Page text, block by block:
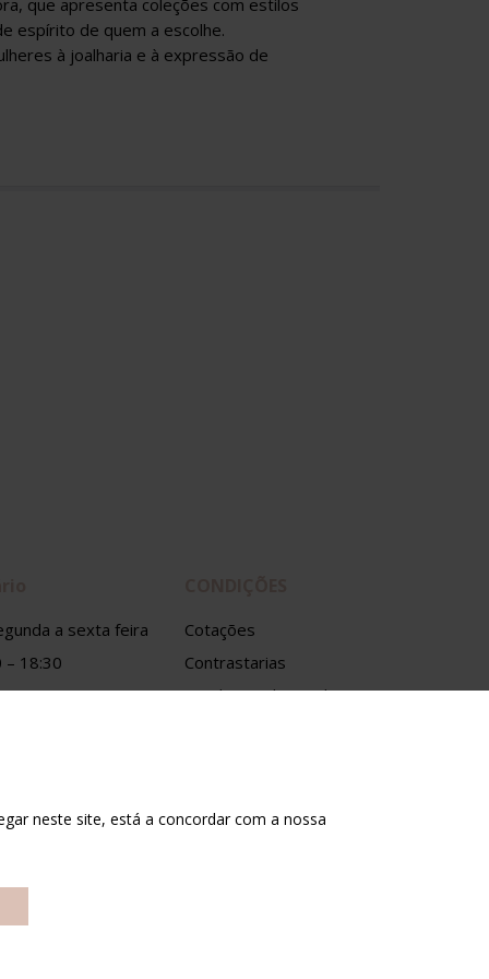
que apresenta coleções com estilos
espírito de quem a escolhe.
à joalharia e à expressão de
a sexta feira
– 18:30
Cotações
Contrastarias
Condições de venda
neste site, está a concordar com a nossa